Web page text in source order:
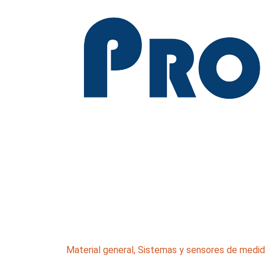
Material general, Sistemas y sensores de